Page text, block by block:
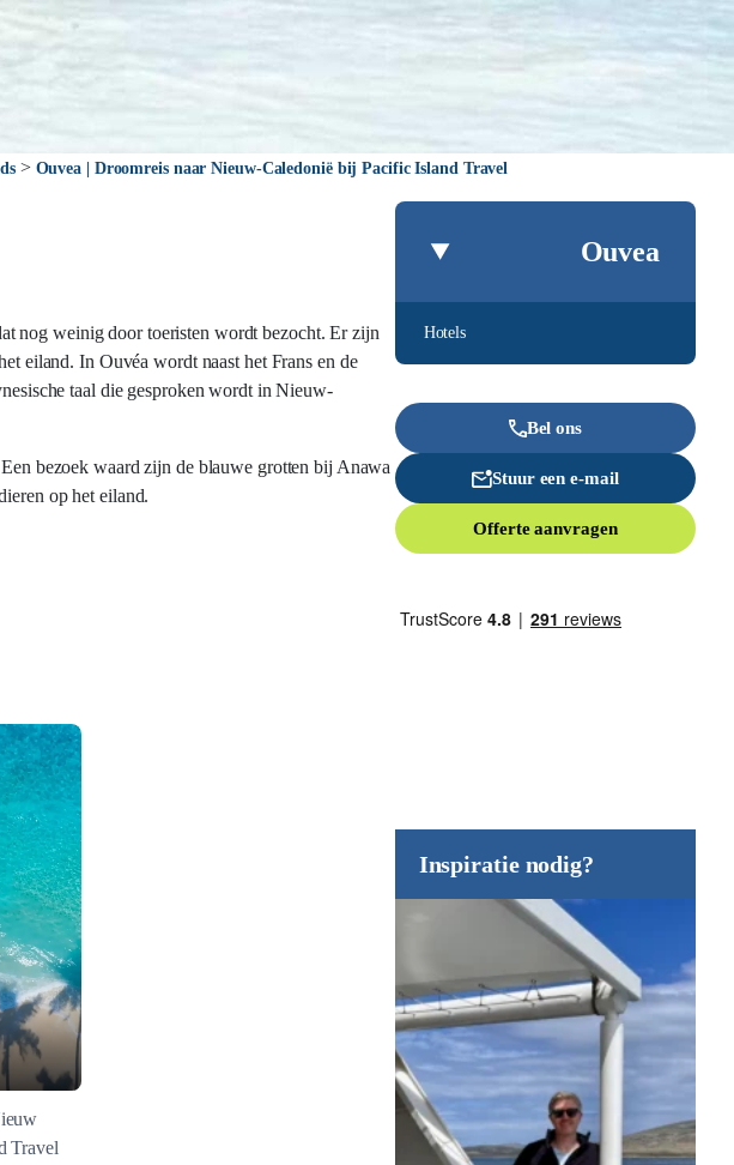
> Ouvea | Droomreis naar Nieuw-Caledonië bij Pacific Island Travel
Ouvea
Hotels
Bel ons
Stuur een e-mail
Offerte aanvragen
Inspiratie nodig?
nog weinig door toeristen wordt bezocht. Er zijn
eiland. In Ouvéa wordt naast het Frans en de
taal die gesproken wordt in Nieuw-
bezoek waard zijn de blauwe grotten bij Anawa
op het eiland.
Travel